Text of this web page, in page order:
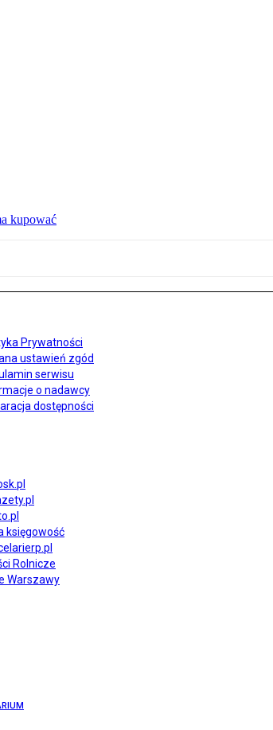
kupować
Prywatności
ustawień zgód
serwisu
o nadawcy
dostępności
księgowość
Rolnicze
Warszawy